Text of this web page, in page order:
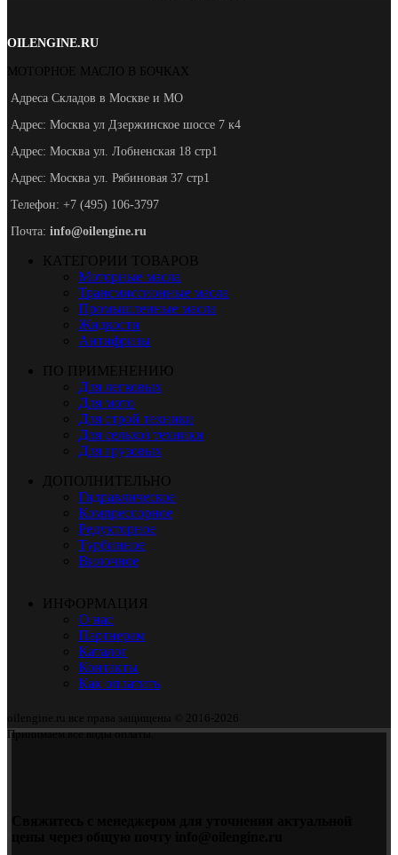
OILENGINE.RU
МОТОРНОЕ МАСЛО В БОЧКАХ
Адреса Складов в Москве и МО
Адрес: Москва ул Дзержинское шоссе 7 к4
Адрес: Москва ул. Лобненская 18 стр1
Адрес: Москва ул. Рябиновая 37 стр1
Телефон: +7 (495) 106-3797
Почта: info@oilengine.ru
КАТЕГОРИИ ТОВАРОВ
Моторные масла
Трансмиссионные масла
Промышленные масла
Жидкости
Антифризы
ПО ПРИМЕНЕНИЮ
Для легковых
Для мото
Для строй техники
Для сельхоз техники
Для грузовых
ДОПОЛНИТЕЛЬНО
Гидравлическое
Компрессорное
Редукторное
Турбинное
Вилочное
ИНФОРМАЦИЯ
О нас
Партнерам
Каталог
Контакты
Как оплатить
oilengine.ru все права защищены © 2016-2026
Принимаем все виды оплаты.